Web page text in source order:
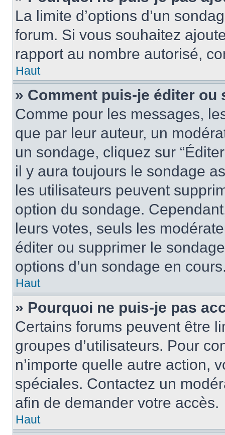
La limite d’options d’un
forum. Si vous souhaitez
rapport au nombre autorisé,
Haut
» Comment puis-je éditer ou
Comme pour les messages,
que par leur auteur, un
un sondage, cliquez sur
il y aura toujours le sondage
les utilisateurs peuvent
option du sondage.
leurs votes, seuls les
éditer ou supprimer le
options d’un sondage en
Haut
» Pourquoi ne puis-je pas
Certains forums peuvent être
groupes d’utilisateurs. Pour
n’importe quelle autre action,
spéciales. Contactez un
afin de demander votre accès.
Haut